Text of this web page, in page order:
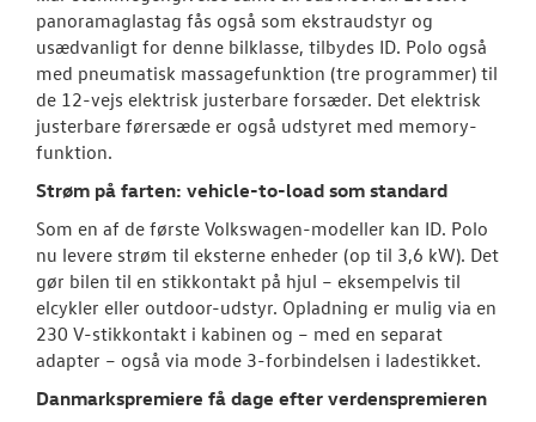
panoramaglastag fås også som ekstraudstyr og
usædvanligt for denne bilklasse, tilbydes ID. Polo også
med pneumatisk massagefunktion (tre programmer) til
de 12-vejs elektrisk justerbare forsæder. Det elektrisk
justerbare førersæde er også udstyret med memory-
funktion.
Strøm på farten: vehicle-to-load som standard
Som en af de første Volkswagen-modeller kan ID. Polo
nu levere strøm til eksterne enheder (op til 3,6 kW). Det
gør bilen til en stikkontakt på hjul – eksempelvis til
elcykler eller outdoor-udstyr. Opladning er mulig via en
230 V-stikkontakt i kabinen og – med en separat
adapter – også via mode 3-forbindelsen i ladestikket.
Danmarkspremiere få dage efter verdenspremieren